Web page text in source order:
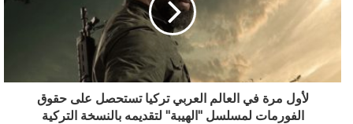
لأول مرة في العالم العربي تركيا تستحصل على حقوق
الفورمات لمسلسل "الهيبة" لتقديمه بالنسخة التركية